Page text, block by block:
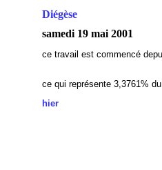
Diégèse
samedi 19 mai 2001
ce travail est commencé
ce qui représente 3,3761%
hier